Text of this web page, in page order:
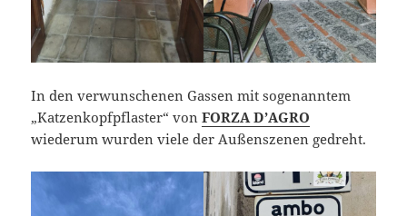
In den verwunschenen Gassen mit sogenanntem
„Katzenkopfpflaster“ vonFORZA D’AGRO
wiederum wurden viele der Außenszenen gedreht.